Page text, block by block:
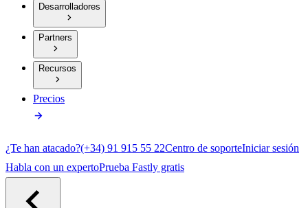
Desarrolladores
Partners
Recursos
Precios
¿Te han atacado?(+34) 91 915 55 22Centro de soporteIniciar sesión
Habla con un expertoPrueba Fastly gratis